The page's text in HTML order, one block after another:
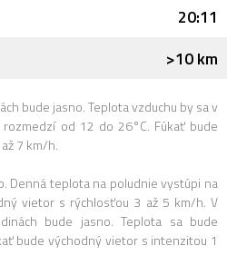
20:11
>10 km
bude jasno. Teplota vzduchu by sa v
od 12 do 26°C. Fúkať bude
7 km/h.
Denná teplota na poludnie vystúpi na
vietor s rýchlosťou 3 až 5 km/h. V
bude jasno. Teplota sa bude
bude východný vietor s intenzitou 1